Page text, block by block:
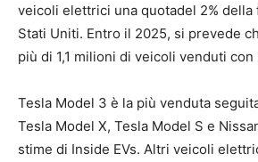
veicoli elettrici una quotadel 2%
Stati Uniti. Entro il 2025, si prevede
più di 1,1 milioni di veicoli venduti con
Tesla Model 3 è la più venduta
Tesla Model X, Tesla Model S e
stime di Inside EVs. Altri veicoli